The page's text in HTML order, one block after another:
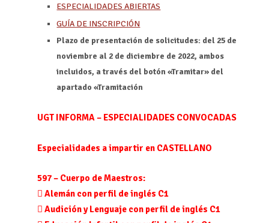
ESPECIALIDADES ABIERTAS
GUÍA DE INSCRIPCIÓN
Plazo de presentación de solicitudes: del 25 de
noviembre al 2 de diciembre de 2022, ambos
incluidos, a través del botón «Tramitar» del
apartado «Tramitaci​​​​​​​ón
UGT INFORMA – ESPECIALIDADES CONVOCADAS
Especialidades a impartir en CASTELLANO
597 – Cuerpo deMaestros:
 Alemán con perfil de inglés C1
 Audición y Lenguaje con perfil de inglés C1